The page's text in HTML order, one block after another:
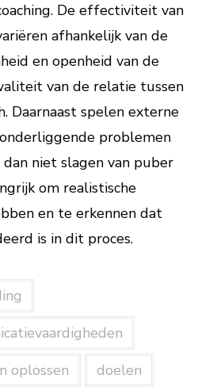
De effectiviteit van
afhankelijk van de
en openheid van de
van de relatie tussen
Daarnaast spelen externe
problemen
niet slagen van puber
om realistische
en te erkennen dat
is in dit proces.
oplossen
doelen